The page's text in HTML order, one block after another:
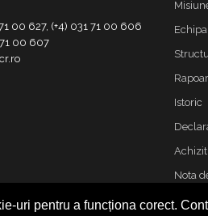
uri pentru a funcționa corect.
00 627, (+4) 031 71 00 606
71 00 607
Echipa
Istoric
Nota